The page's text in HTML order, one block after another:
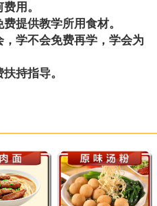
用。
提供教学所用食材。
学不会免费再学，学会为
持指导。